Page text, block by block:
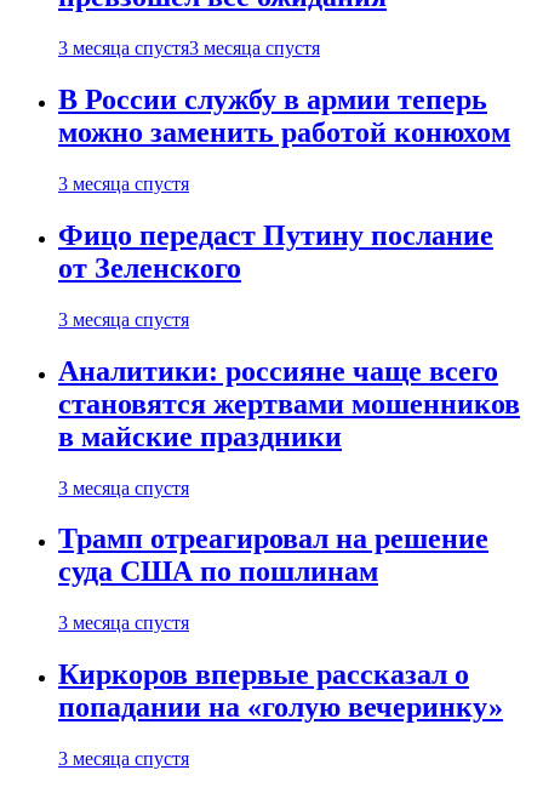
3 месяца спустя3 месяца спустя
В России службу в армии теперь
можно заменить работой конюхом
3 месяца спустя
Фицо передаст Путину послание
от Зеленского
3 месяца спустя
Аналитики: россияне чаще всего
становятся жертвами мошенников
в майские праздники
3 месяца спустя
Трамп отреагировал на решение
суда США по пошлинам
3 месяца спустя
Киркоров впервые рассказал о
попадании на «голую вечеринку»
3 месяца спустя